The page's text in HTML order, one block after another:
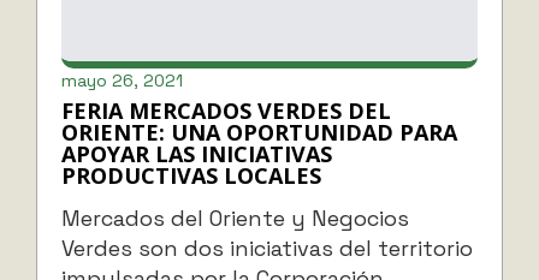
FERIA MERCADOS VERDES DEL
ORIENTE: UNA OPORTUNIDAD PARA
APOYAR LAS INICIATIVAS
PRODUCTIVAS LOCALES
mayo 26, 2021
Mercados del Oriente y Negocios
Verdes son dos iniciativas del territorio